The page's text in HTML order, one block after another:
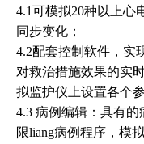
4.1可模拟20种以上心
同步变化；
4.2配套控制软件，实
对救治措施效果的实
拟监护仪上设置各个
4.3 病例编辑：具有
限liang病例程序，模